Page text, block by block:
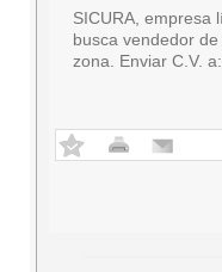
SICURA, empresa
busca vendedor
zona. Enviar C.V. a: